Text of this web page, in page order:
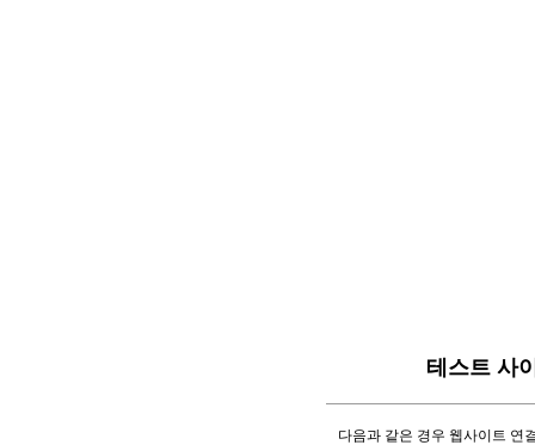
테스트 사
다음과 같은 경우 웹사이트 연